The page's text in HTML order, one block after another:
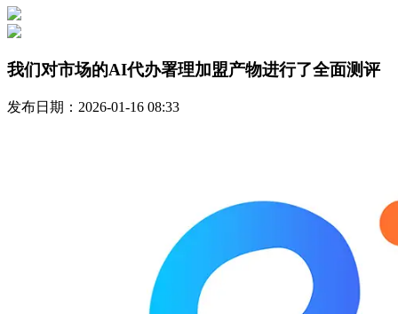
我们对市场的AI代办署理加盟产物进行了全面测评
发布日期：2026-01-16 08:33